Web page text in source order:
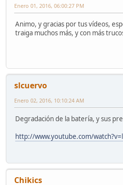
Enero 01, 2016, 06:00:27 PM
Animo, y gracias por tus vídeos,
traiga muchos más, y con más
slcuervo
Enero 02, 2016, 10:10:24 AM
Degradación de la batería, y sus
http://www.youtube.com/
Chikics